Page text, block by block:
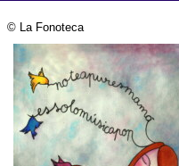
© La Fonoteca